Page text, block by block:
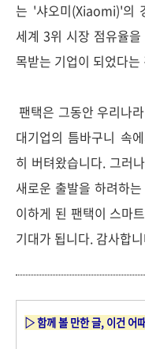
는 '샤오미(Xiaomi)'의
세계 3위 시장 점유율
목받는 기업이 되었다
팬택은 그동안 우리나
대기업의 틈바구니 속
히 버텨왔습니다. 그러
새로운 출발을 하려하
이하게 된 팬택이 스마
기대가 됩니다. 감사합
▷ 함께 볼 만한 글, 이건 어